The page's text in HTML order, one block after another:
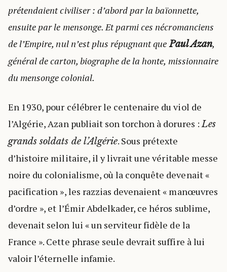
prétendaient civiliser : d’abord par la baïonnette,
ensuite par le mensonge. Et parmi ces nécromanciens
de l’Empire, nul n’est plus répugnant quePaul Azan,
général de carton, biographe de la honte, missionnaire
du mensonge colonial.
En 1930, pour célébrer le centenaire du viol de
l’Algérie, Azan publiait son torchon à dorures : Les
grands soldats de l’Algérie. Sous prétexte
d’histoire militaire, il y livrait une véritable messe
noire du colonialisme, où la conquête devenait «
pacification », les razzias devenaient « manœuvres
d’ordre », et l’Émir Abdelkader, ce héros sublime,
devenait selon lui « un serviteur fidèle de la
France ». Cette phrase seule devrait suffire à lui
valoir l’éternelle infamie.